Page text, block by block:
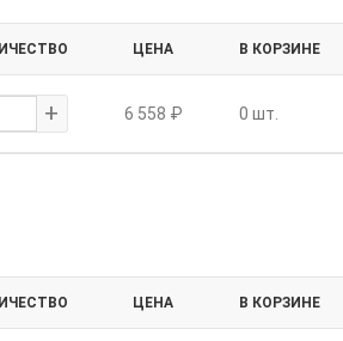
ЦЕНА В КОРЗИНЕ
+ 6 558 ₽ 0 шт.
ЦЕНА В КОРЗИНЕ